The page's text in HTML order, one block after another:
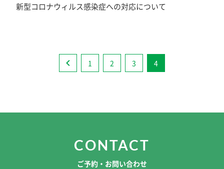
新型コロナウィルス感染症への対応について
1 2 3 4
CONTACT
ご予約・お問い合わせ